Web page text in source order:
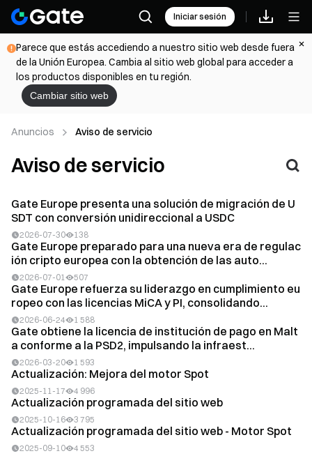
Iniciar sesión
Parece que estás accediendo a nuestro sitio web desde fuera
de la Unión Europea. Cambia al sitio web global para acceder a
los productos disponibles en tu región.
Cambiar sitio web
Anuncios Aviso de servicio
Aviso de servicio
Gate Europe presenta una solución de migración de U
SDT con conversión unidireccional a USDC
2026-07-30 138
Gate Europe preparado para una nueva era de regulac
ión cripto europea con la obtención de las auto...
2026-07-01 507
Gate Europe refuerza su liderazgo en cumplimiento eu
ropeo con las licencias MiCA y PI, consolidando...
2026-06-24 1 588
Gate obtiene la licencia de institución de pago en Malt
a conforme a la PSD2, impulsando la infraest...
2026-03-20 1 593
Actualización: Mejora del motor Spot
2025-11-17 4 996
Actualización programada del sitio web
2025-10-16 3 795
Actualización programada del sitio web - Motor Spot
2025-09-10 4 553